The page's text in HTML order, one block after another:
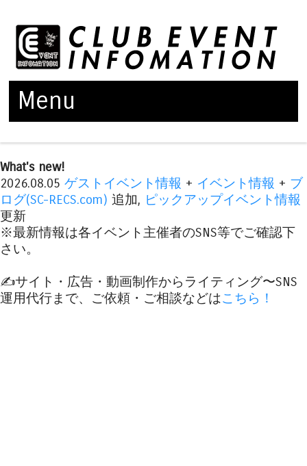
Menu
What's new!
2026.08.05 ゲストイベント情報 + イベント情報 + ブ
ログ(SC-RECS.com) 追加, ピックアップイベント情報
更新
※最新情報は各イベント主催者のSNS等でご確認下
さい。
✍️サイト・広告・動画制作からライティング〜SNS
運用代行まで、ご依頼・ご相談などはこちら！